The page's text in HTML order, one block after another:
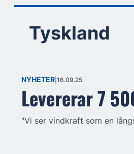
Tyskland
NYHETER 16.09.25
Levererar 7
"Vi ser vindkraft som en